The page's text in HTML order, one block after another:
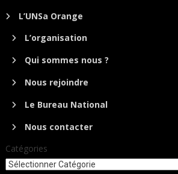
L’UNSa Orange
L’organisation
Qui sommes nous ?
Nous rejoindre
Le Bureau National
Nous contacter
Catégories